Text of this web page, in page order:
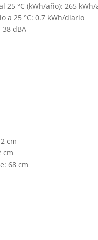
25 °C (kWh/año): 265 kWh/
a 25 °C: 0.7 kWh/diario
dBA
cm
cm
68 cm